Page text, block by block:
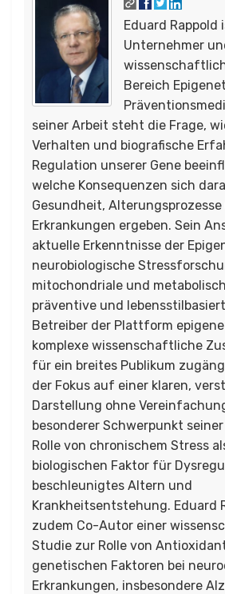
Eduard Rappold
Unternehmer
Bereich
seiner Arbeit steht die Frage,
Verhalten und biografische
Regulation unserer Gene
welche Konsequenzen sich
Gesundheit,
Erkrankungen ergeben. Sein
aktuelle Erkenntnisse der
neurobiologische
mitochondriale und
präventive und
Betreiber der Plattform
komplexe wissenschaftliche
für ein breites Publikum
der Fokus auf einer klaren,
Darstellung ohne
besonderer Schwerpunkt
Rolle von chronischem Stress
biologischen Faktor für
beschleunigtes Altern und
Krankheitsentstehung. Eduard
zudem Co-Autor einer
Studie zur Rolle von
genetischen Faktoren bei
Erkrankungen, insbesondere